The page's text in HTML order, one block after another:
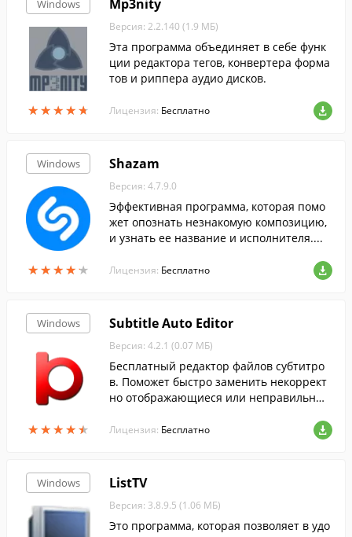
Windows
★★★★★
★★★★★
Mp3nity
Версия: 2.2.140 (1.9 МБ)
Эта программа объединяет в себе функ
ции редактора тегов, конвертера форма
тов и риппера аудио дисков.
Лицензия: Бесплатно
Windows
★★★★★
★★★★★
Shazam
Версия: 4.7.9.0
Эффективная программа, которая помо
жет опознать незнакомую композицию,
и узнать ее название и исполнителя....
Лицензия: Бесплатно
Windows
★★★★★
★★★★★
Subtitle Auto Editor
Версия: 4.2.1 (0.07 МБ)
Бесплатный редактор файлов субтитро
в. Поможет быстро заменить некоррект
но отображающиеся или неправильные
Лицензия: Бесплатно
Windows ListTV
Версия: 3.8.9.5 (1.06 МБ)
Это программа, которая позволяет в удо